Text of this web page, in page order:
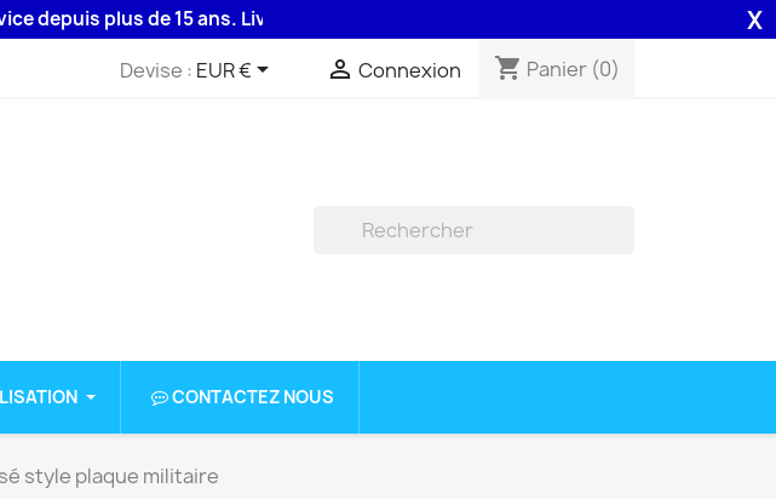
plus de 15 ans. Livraison 48H assurée par la Poste . X
Devise : EUR €  Connexion shopping_cart Panier (0)
CONTACTEZ NOUS
style plaque militaire